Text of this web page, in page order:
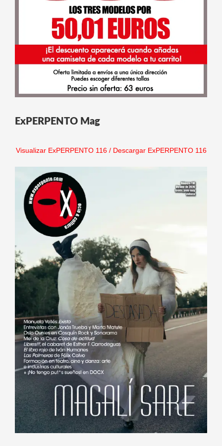
ExPERPENTO Mag
Visualizar ExPERPENTO 116/ Descargar ExPERPENTO 116